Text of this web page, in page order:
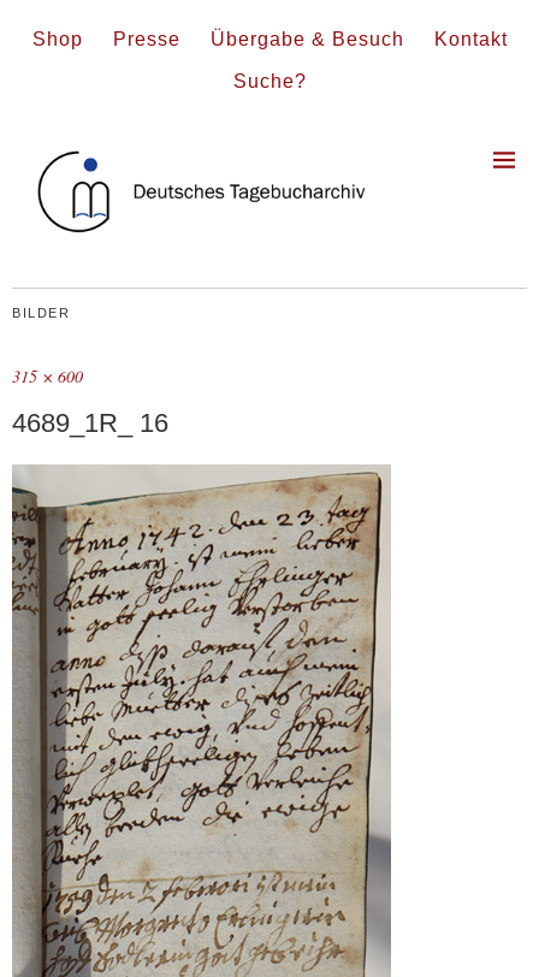
Shop Presse Übergabe & Besuch Kontakt
Suche?
BILDER
315 × 600
4689_1R_ 16